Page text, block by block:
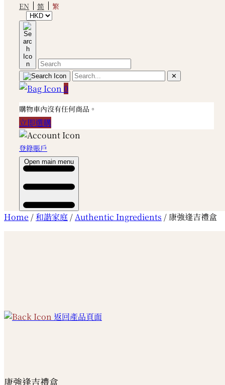
EN 简 繁
✕
0
購物車內沒有任何商品。
立即選購
登錄賬戶
Open main menu
Home /和諧家庭 /Authentic Ingredients / 康強逢吉禮盒
返回產品頁面
康強逢吉禮盒